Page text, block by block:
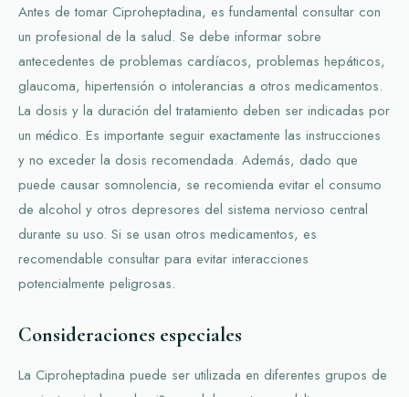
Antes de tomar Ciproheptadina, es fundamental consultar con
un profesional de la salud. Se debe informar sobre
antecedentes de problemas cardíacos, problemas hepáticos,
glaucoma, hipertensión o intolerancias a otros medicamentos.
La dosis y la duración del tratamiento deben ser indicadas por
un médico. Es importante seguir exactamente las instrucciones
y no exceder la dosis recomendada. Además, dado que
puede causar somnolencia, se recomienda evitar el consumo
de alcohol y otros depresores del sistema nervioso central
durante su uso. Si se usan otros medicamentos, es
recomendable consultar para evitar interacciones
potencialmente peligrosas.
Consideraciones especiales
La Ciproheptadina puede ser utilizada en diferentes grupos de